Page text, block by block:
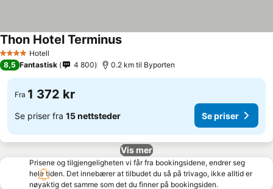
4 StjernerHotell
Thon Hotel Terminus
8,5 Fantastisk 4 800 0.2 km til Byporten
Fra 1 372 kr
Se priser fra 15 nettsteder Se priser
Vis mer
Prisene og tilgjengeligheten vi får fra bookingsidene, endrer seg
hele tiden. Det innebærer at tilbudet du så på trivago, ikke alltid er
nøyaktig det samme som det du finner på bookingsiden.